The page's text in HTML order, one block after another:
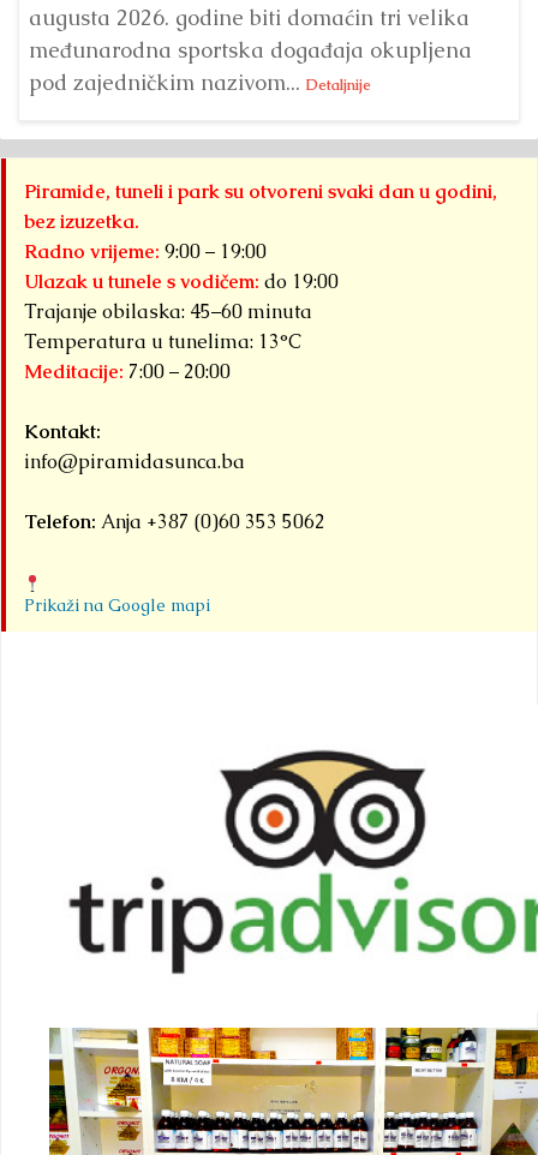
augusta 2026. godine biti domaćin tri velika
međunarodna sportska događaja okupljena
pod zajedničkim nazivom... Detaljnije
Piramide, tuneli i park su otvoreni svaki dan u godini,
bez izuzetka.
Radno vrijeme: 9:00 – 19:00
Ulazak u tunele s vodičem: do 19:00
Trajanje obilaska: 45–60 minuta
Temperatura u tunelima: 13°C
Meditacije: 7:00 – 20:00
Kontakt:
info@piramidasunca.ba
Telefon: Anja +387 (0)60 353 5062
Prikaži na Google mapi